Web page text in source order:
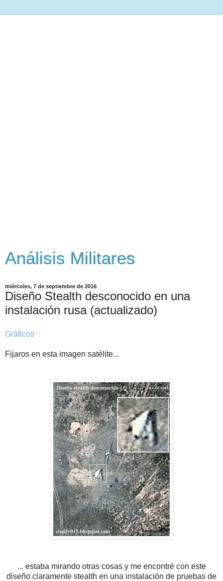
Análisis Militares
miércoles, 7 de septiembre de 2016
Diseño Stealth desconocido en una
instalación rusa (actualizado)
Gráficos
Fijaros en esta imagen satélite...
... estaba mirando otras cosas y me encontré con este
diseño claramente stealth en una instalación de pruebas de